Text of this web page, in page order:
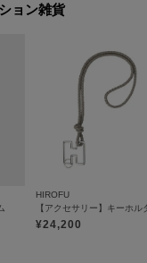
ョン雑貨
HIROFU
¥24,200